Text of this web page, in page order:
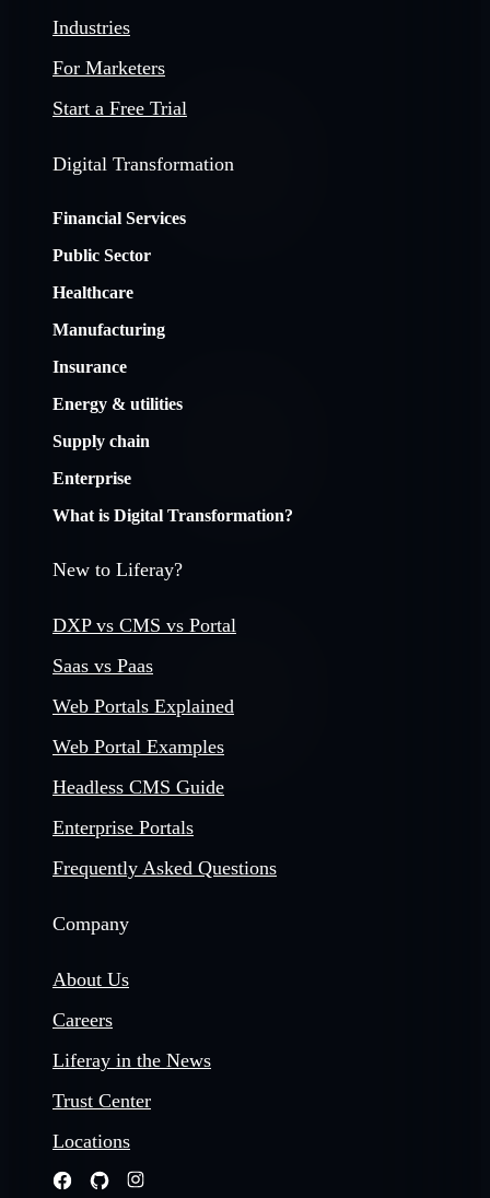
Industries
For Marketers
Start a Free Trial
Digital Transformation
Financial Services
Public Sector
Healthcare
Manufacturing
Insurance
Energy & utilities
Supply chain
Enterprise
What is Digital Transformation?
New to Liferay?
DXP vs CMS vs Portal
Saas vs Paas
Web Portals Explained
Web Portal Examples
Headless CMS Guide
Enterprise Portals
Frequently Asked Questions
Company
About Us
Careers
Liferay in the News
Trust Center
Locations